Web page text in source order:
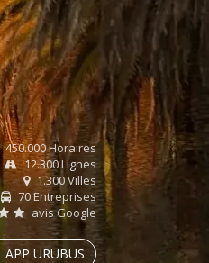
450.000 Horaires
12.300 Lignes
1.300 Villes
70 Entreprises
avis Google
APP URUBUS